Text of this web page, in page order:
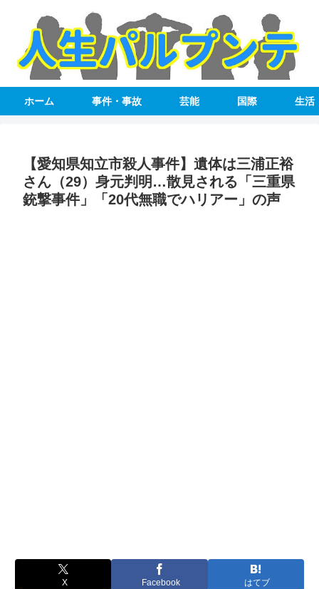
ホーム 事件・事故 芸能 国際 生活
【愛知県知立市殺人事件】遺体は三浦正裕
さん（29）身元判明…散見される「三重県
銃撃事件」「20代無職でハリアー」の声
X Facebook はてブ